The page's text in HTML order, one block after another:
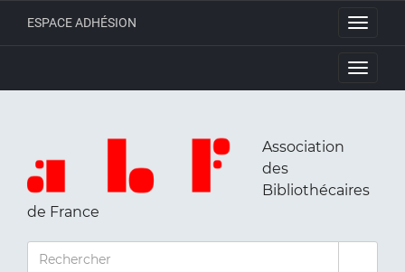
Toggle
ESPACE ADHÉSION
Toggle
Association
des
Bibliothécaires
de France
RECHERCHER